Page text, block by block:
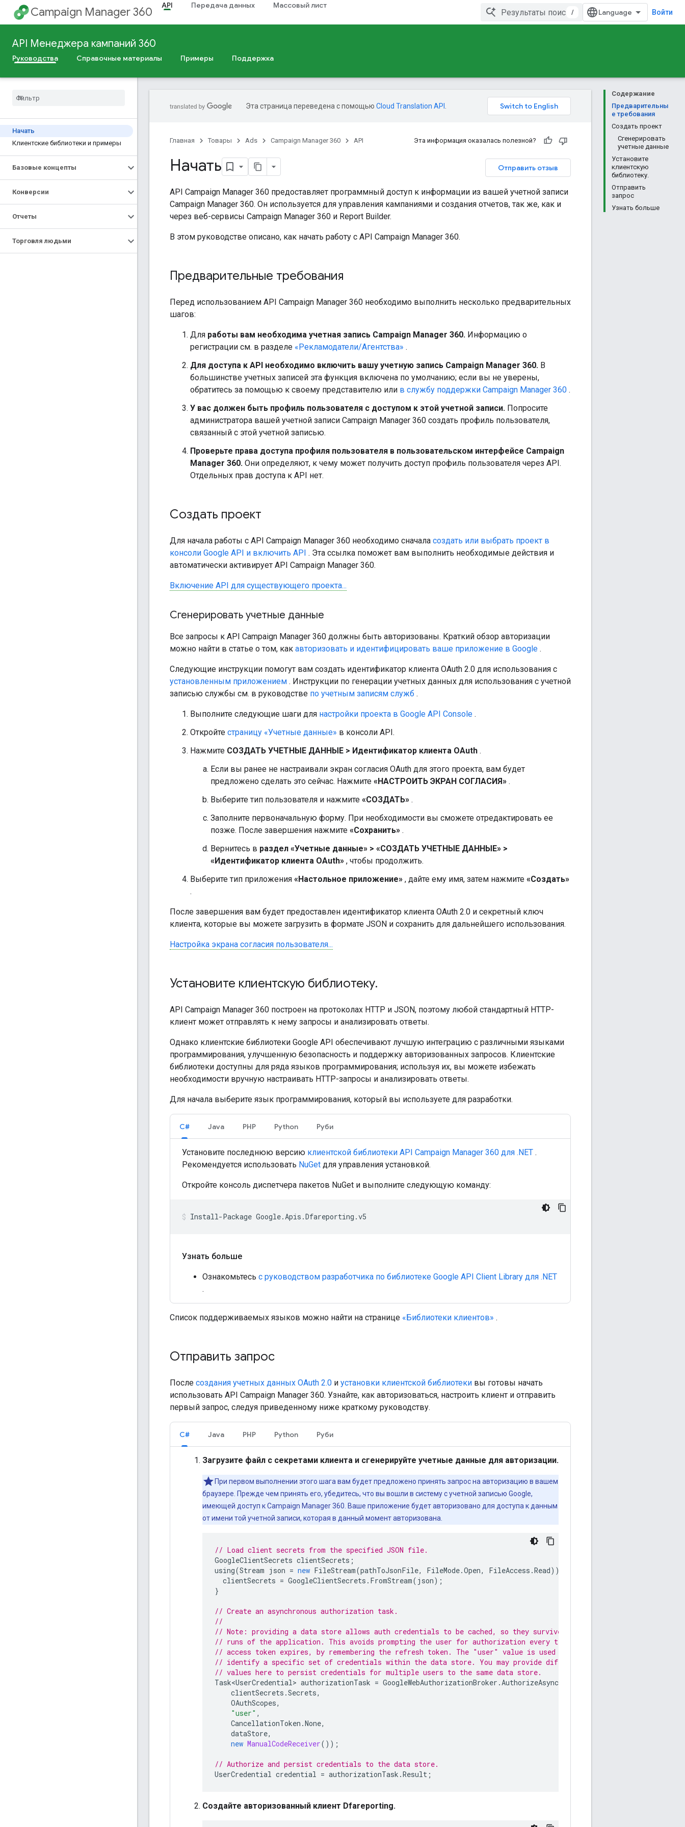
Campaign Manager 360 API Передача данных Массовый лист
/ Войти
API Менеджера кампаний 360
Руководства Справочные материалы Примеры Поддержка
Начать
Клиентские библиотеки и примеры
Базовые концепты
Конверсии
Отчеты
Торговля людьми
Содержание
Предварительны
е требования
Создать проект
Сгенерировать
учетные данные
Установите
клиентскую
библиотеку.
Отправить
запрос
Узнать больше
Эта страница переведена с помощью Cloud Translation API
Главная Товары Ads Campaign Manager 360 API Эта информация оказалась полезной?
Отправить отзыв
Начать
API Campaign Manager 360 предоставляет программный доступ к информации из вашей учетной записи
Campaign Manager 360. Он используется для управления кампаниями и создания отчетов, так же, как и
через веб-сервисы Campaign Manager 360 и Report Builder.
В этом руководстве описано, как начать работу с API Campaign Manager 360.
Предварительные требования
Перед использованием API Campaign Manager 360 необходимо выполнить несколько предварительных
шагов:
Для работы вам необходима учетная запись Campaign Manager 360. Информацию о
регистрации см. в разделе «Рекламодатели/Агентства» .
Для доступа к API необходимо включить вашу учетную запись Campaign Manager 360. В
большинстве учетных записей эта функция включена по умолчанию; если вы не уверены,
обратитесь за помощью к своему представителю или в службу поддержки Campaign Manager 360 .
У вас должен быть профиль пользователя с доступом к этой учетной записи. Попросите
администратора вашей учетной записи Campaign Manager 360 создать профиль пользователя,
связанный с этой учетной записью.
Проверьте права доступа профиля пользователя в пользовательском интерфейсе Campaign
Manager 360. Они определяют, к чему может получить доступ профиль пользователя через API.
Отдельных прав доступа к API нет.
Создать проект
Для начала работы с API Campaign Manager 360 необходимо сначала создать или выбрать проект в
консоли Google API и включить API . Эта ссылка поможет вам выполнить необходимые действия и
автоматически активирует API Campaign Manager 360.
Включение API для существующего проекта...
Сгенерировать учетные данные
Все запросы к API Campaign Manager 360 должны быть авторизованы. Краткий обзор авторизации
можно найти в статье о том, как авторизовать и идентифицировать ваше приложение в Google .
Следующие инструкции помогут вам создать идентификатор клиента OAuth 2.0 для использования с
установленным приложением . Инструкции по генерации учетных данных для использования с учетной
записью службы см. в руководстве по учетным записям служб .
Выполните следующие шаги для настройки проекта в Google API Console .
Откройте страницу «Учетные данные» в консоли API.
Нажмите СОЗДАТЬ УЧЕТНЫЕ ДАННЫЕ > Идентификатор клиента OAuth .
Если вы ранее не настраивали экран согласия OAuth для этого проекта, вам будет
предложено сделать это сейчас. Нажмите «НАСТРОИТЬ ЭКРАН СОГЛАСИЯ» .
Выберите тип пользователя и нажмите «СОЗДАТЬ» .
Заполните первоначальную форму. При необходимости вы сможете отредактировать ее
позже. После завершения нажмите «Сохранить» .
Вернитесь в раздел «Учетные данные» > «СОЗДАТЬ УЧЕТНЫЕ ДАННЫЕ» >
«Идентификатор клиента OAuth» , чтобы продолжить.
Выберите тип приложения «Настольное приложение» , дайте ему имя, затем нажмите «Создать»
.
После завершения вам будет предоставлен идентификатор клиента OAuth 2.0 и секретный ключ
клиента, которые вы можете загрузить в формате JSON и сохранить для дальнейшего использования.
Настройка экрана согласия пользователя...
Установите клиентскую библиотеку.
API Campaign Manager 360 построен на протоколах HTTP и JSON, поэтому любой стандартный HTTP-
клиент может отправлять к нему запросы и анализировать ответы.
Однако клиентские библиотеки Google API обеспечивают лучшую интеграцию с различными языками
программирования, улучшенную безопасность и поддержку авторизованных запросов. Клиентские
библиотеки доступны для ряда языков программирования; используя их, вы можете избежать
необходимости вручную настраивать HTTP-запросы и анализировать ответы.
Для начала выберите язык программирования, который вы используете для разработки.
C# Java PHP Python Руби
Установите последнюю версию клиентской библиотеки API Campaign Manager 360 для .NET .
Рекомендуется использовать NuGet для управления установкой.
Откройте консоль диспетчера пакетов NuGet и выполните следующую команду:
Узнать больше
Ознакомьтесь с руководством разработчика по библиотеке Google API Client Library для .NET
.
Список поддерживаемых языков можно найти на странице «Библиотеки клиентов» .
Отправить запрос
После создания учетных данных OAuth 2.0 и установки клиентской библиотеки вы готовы начать
использовать API Campaign Manager 360. Узнайте, как авторизоваться, настроить клиент и отправить
первый запрос, следуя приведенному ниже краткому руководству.
C# Java PHP Python Руби
Загрузите файл с секретами клиента и сгенерируйте учетные данные для авторизации.
При первом выполнении этого шага вам будет предложено принять запрос на авторизацию в вашем
браузере. Прежде чем принять его, убедитесь, что вы вошли в систему с учетной записью Google,
имеющей доступ к Campaign Manager 360. Ваше приложение будет авторизовано для доступа к данным
от имени той учетной записи, которая в данный момент авторизована.
// Load client secrets from the specified JSON file.
GoogleClientSecrets clientSecrets ;
using(Stream json = new FileStream(pathToJsonFile, FileMode.Open, FileAccess .Read))
clientSecrets = GoogleClientSecrets . FromStream( json);
}
// Create an asynchronous authorization task.
//
// Note: providing a data store allows auth credentials to be cached, so they survive multiple
// runs of the application. This avoids prompting the user for authorization every time the
// access token expires, by remembering the refresh token. The "user" value is used to
// identify a specific set of credentials within the data store. You may provide different
// values here to persist credentials for multiple users to the same data store.
Task<UserCredential> authorizationTask = GoogleWebAuthorizationBroker .AuthorizeAsync
clientSecrets .Secrets,
OAuthScopes,
"user" ,
CancellationToken .None,
dataStore,
new ManualCodeReceiver());
// Authorize and persist credentials to the data store.
UserCredential credential = authorizationTask .Result ;
Создайте авторизованный клиент Dfareporting.